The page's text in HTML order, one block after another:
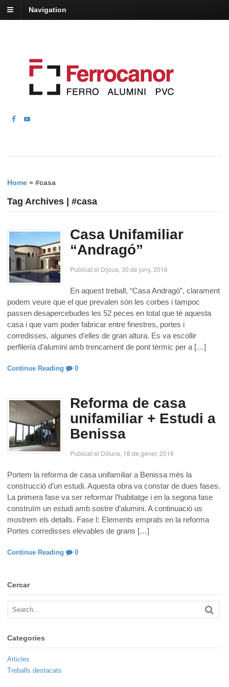
Navigation
Home » #casa
Tag Archives | #casa
Casa Unifamiliar
“Andragó”
Publicat el Dijous, 30 de juny, 2016
En aquest treball, “Casa Andragó”, clarament
podem veure que el que prevalen són les corbes i tampoc
passen desapercebudes les 52 peces en total que té aquesta
casa i que vam poder fabricar entre finestres, portes i
corredisses, algunes d’elles de gran altura. Es va escollir
perfilería d’alumini amb trencament de pont tèrmic per a […]
Continue Reading 0
Reforma de casa
unifamiliar + Estudi a
Benissa
Publicat el Dilluns, 18 de gener, 2016
Portem la reforma de casa unifamiliar a Benissa més la
construcció d’un estudi. Aquesta obra va constar de dues fases.
La primera fase va ser reformar l’habitatge i en la segona fase
construïm un estudi amb sostre d’alumini. A continuació us
mostrem els detalls. Fase I: Elements emprats en la reforma
Portes corredisses elevables de grans […]
Continue Reading 0
Cercar
Categories
Articles
Treballs destacats